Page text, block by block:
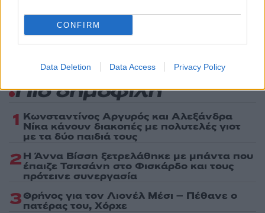
CONFIRM
Data Deletion Data Access Privacy Policy
τελευταία νέατης ημέρας
Πιο δημοφιλή
1 Κωνσταντίνος Αργυρός και Αλεξάνδρα
Νίκα κάνουν διακοπές με πολυτελές γιοτ
με τα δύο παιδιά τους
2Η Άννα Βίσση ξετρελάθηκε με μπάντα που
έπαιζε Τσιτσάνη στο Φισκάρδο και τους
πρότεινε συνεργασία
3Θρήνος για τον Λιονέλ Μέσι – Πέθανε ο
πατέρας του, Χόρχε